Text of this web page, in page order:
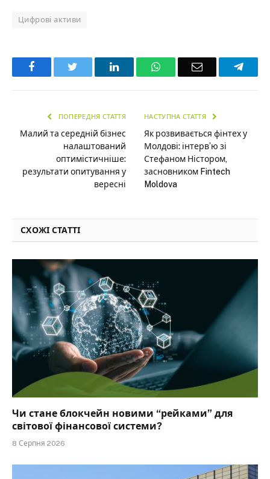
Цифрові активи
Facebook LinkedInWhatsAppEmail
ПОПЕРЕДНЯ СТАТТЯ
Малий та середній бізнес
налаштований
оптимістичніше:
результати опитування у
вересні
НАСТУПНА СТАТТЯ
Як розвивається фінтех у
Молдові: інтерв’ю зі
Стефаном Ністором,
засновником Fintech
Moldova
СХОЖІ СТАТТІ
Чи стане блокчейн новими “рейками” для
світової фінансової системи?
8 Серпня 2026